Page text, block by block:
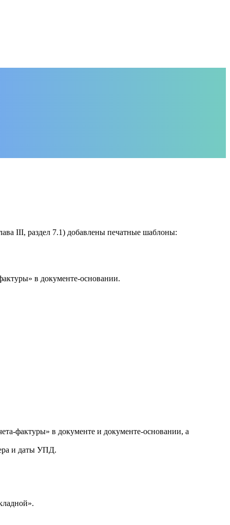
III, раздел 7.1) добавлены печатные шаблоны:
в документе-основании.
фактуры» в документе и документе-основании, а
и даты УПД.